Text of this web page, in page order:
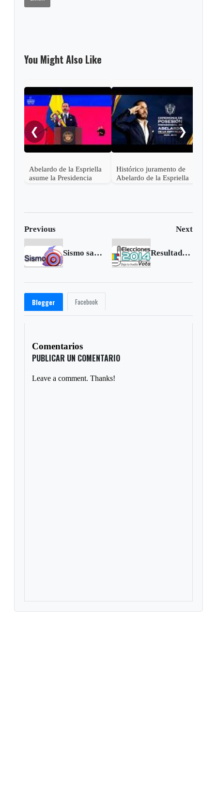
You Might Also Like
❮
Abelardo de la Espriella
asume la Presidencia
Histórico juramento de
Abelardo de la Espriella
❯
Previous Next
Sismo sacudió el occidente de Colombia Resultados de las elecciones para Congreso, mazo 9 de 2014
Blogger Facebook
Comentarios
PUBLICAR UN COMENTARIO
Leave a comment. Thanks!